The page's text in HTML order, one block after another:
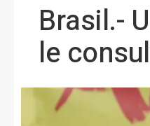
Brasil.-
le